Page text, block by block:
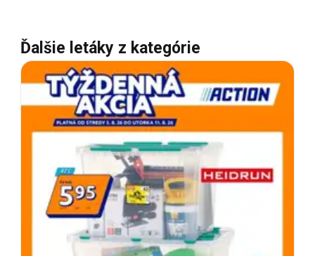
Ďalšie letáky z kategórie